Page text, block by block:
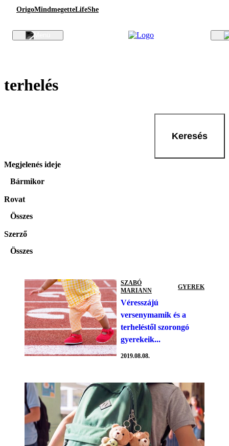
OrigoMindmegetteLifeShe
terhelés
Keresés
Megjelenés ideje
Bármikor
Rovat
Összes
Szerző
Összes
SZABÓ
MARIANN
GYEREK
Véresszájú
versenymamik és a
terheléstől szorongó
gyerekeik...
2019.08.08.